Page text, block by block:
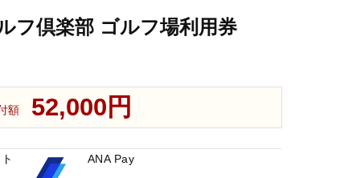
フ倶楽部 ゴルフ場利用券
額 52,000円
ANA Pay